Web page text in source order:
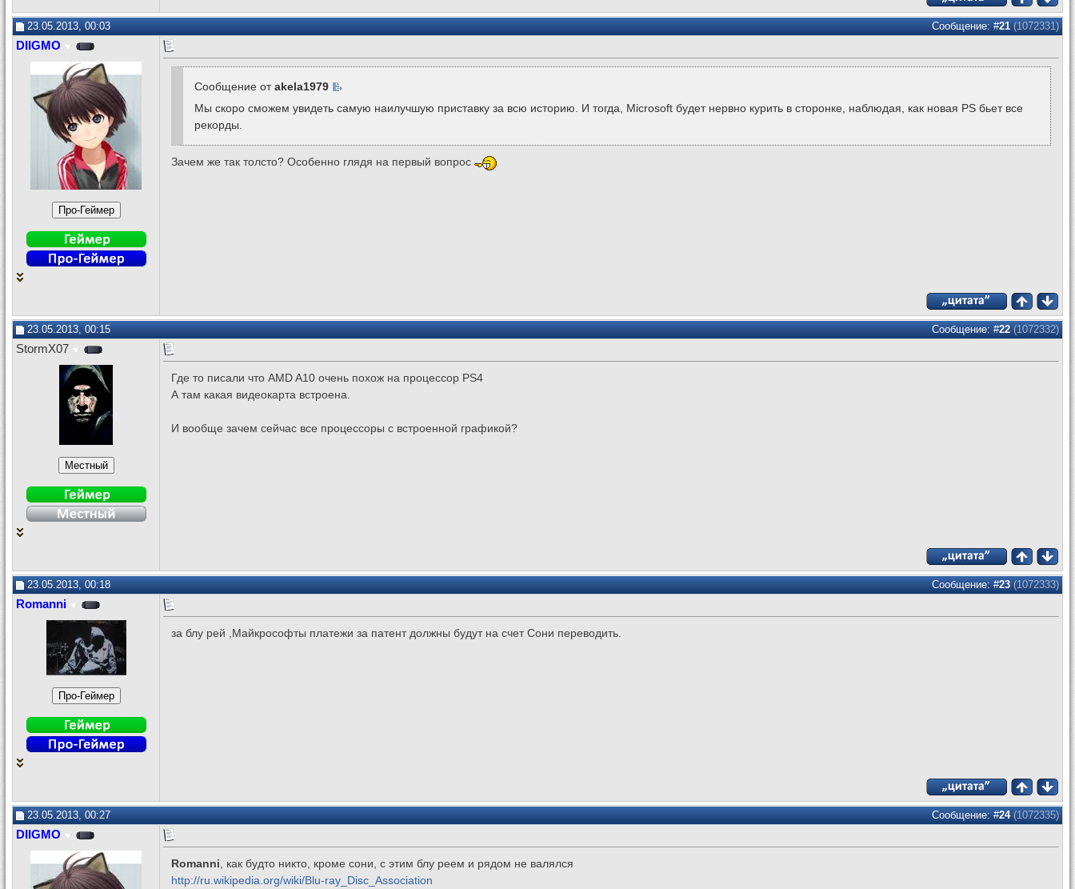
23.05.2013, 00:03 Сообщение: #21(1072331)
DIIGMO
Сообщение отakela1979
Мы скоро сможем увидеть самую наилучшую приставку за всю историю. И тогда, Microsoft будет нервно курить в сторонке, наблюдая, как новая PS бьет все
рекорды.
Зачем же так толсто? Особенно глядя на первый вопрос
23.05.2013, 00:15 Сообщение: #22(1072332)
StormX07
Где то писали что AMD A10 очень похож на процессор PS4
А там какая видеокарта встроена.
И вообще зачем сейчас все процессоры с встроенной графикой?
23.05.2013, 00:18 Сообщение: #23(1072333)
Romanni
за блу рей ,Майкрософты платежи за патент должны будут на счет Сони переводить.
23.05.2013, 00:27 Сообщение: #24(1072335)
DIIGMO
Romanni , как будто никто, кроме сони, с этим блу реем и рядом не валялся
http://ru.wikipedia.org/wiki/Blu-ray_Disc_Association